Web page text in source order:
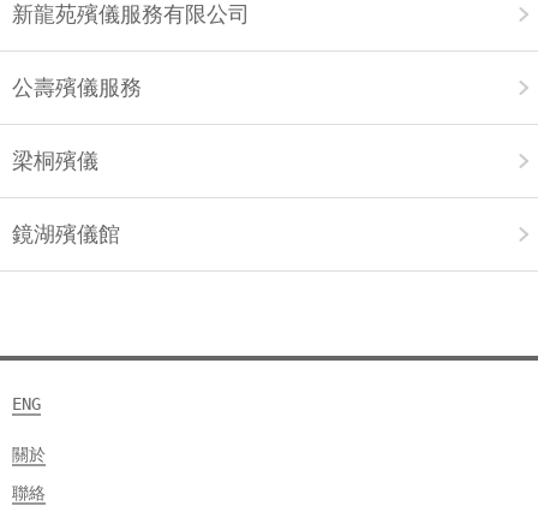
新龍苑殯儀服務有限公司
公壽殯儀服務
梁桐殯儀
鏡湖殯儀館
ENG
關於
聯絡